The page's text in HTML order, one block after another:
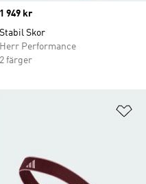
Price
1 949 kr
Stabil Skor
Herr Performance
2 färger